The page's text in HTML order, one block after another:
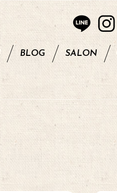
BLOG SALON